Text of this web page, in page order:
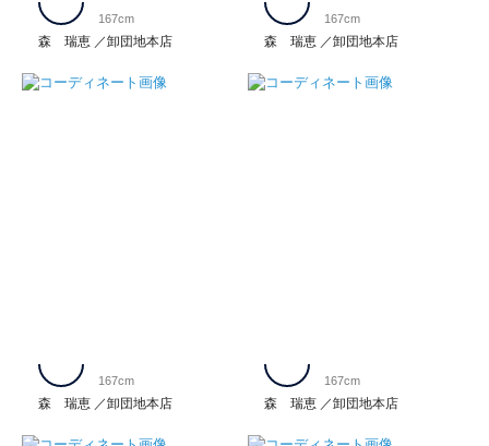
森 瑞恵 卸団地本店
167cm
森 瑞恵 卸団地本店
167cm
森 瑞恵 卸団地本店
167cm
森 瑞恵 卸団地本店
167cm